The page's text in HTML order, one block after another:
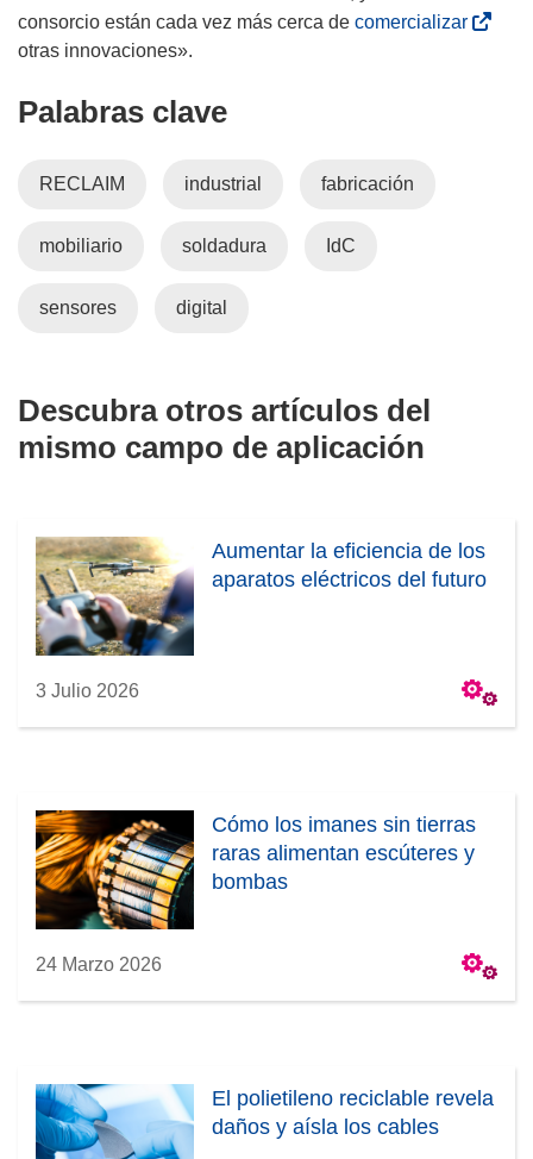
consorcio están cada vez más cerca de comercializar(
v
e
a
n
a
otras innovaciones».
Palabras clave
RECLAIM industrial fabricación
mobiliario soldadura IdC
sensores digital
Descubra otros artículos del
mismo campo de aplicación
Aumentar la eficiencia de los
aparatos eléctricos del futuro
3 Julio 2026
Cómo los imanes sin tierras
raras alimentan escúteres y
bombas
24 Marzo 2026
El polietileno reciclable revela
daños y aísla los cables